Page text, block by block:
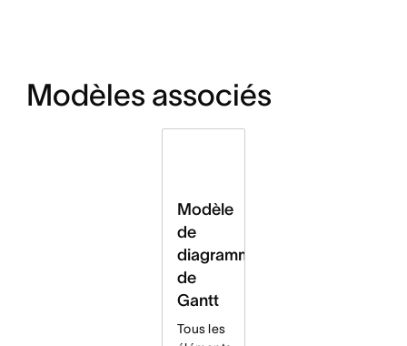
Modèles associés
Modèle
de
diagramme
de
Gantt
Tous les